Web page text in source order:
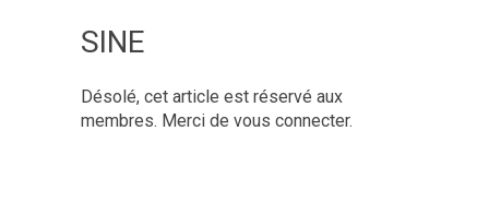
SINE
Désolé, cet article est réservé aux
membres. Merci de vous connecter.